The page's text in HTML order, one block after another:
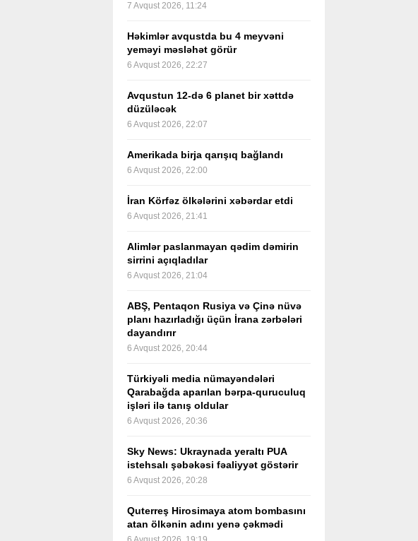
7 Avqust 2026, 11:24
Həkimlər avqustda bu 4 meyvəni
yeməyi məsləhət görür
6 Avqust 2026, 22:27
Avqustun 12-də 6 planet bir xəttdə
düzüləcək
6 Avqust 2026, 22:07
Amerikada birja qarışıq bağlandı
6 Avqust 2026, 22:00
İran Körfəz ölkələrini xəbərdar etdi
6 Avqust 2026, 21:41
Alimlər paslanmayan qədim dəmirin
sirrini açıqladılar
6 Avqust 2026, 21:04
ABŞ, Pentaqon Rusiya və Çinə nüvə
planı hazırladığı üçün İrana zərbələri
dayandırır
6 Avqust 2026, 20:44
Türkiyəli media nümayəndələri
Qarabağda aparılan bərpa-quruculuq
işləri ilə tanış oldular
6 Avqust 2026, 20:36
Sky News: Ukraynada yeraltı PUA
istehsalı şəbəkəsi fəaliyyət göstərir
6 Avqust 2026, 20:28
Quterreş Hirosimaya atom bombasını
atan ölkənin adını yenə çəkmədi